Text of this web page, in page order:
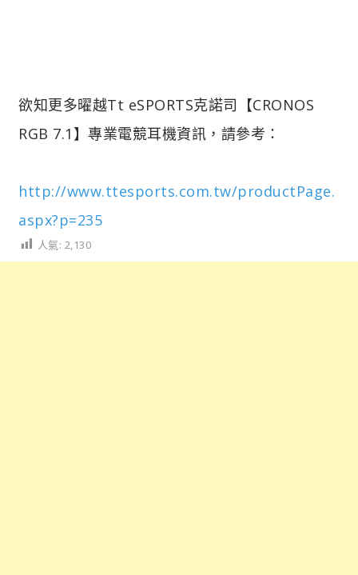
欲知更多曜越Tt eSPORTS克諾司【CRONOS
RGB 7.1】專業電競耳機資訊，請參考：
http://www.ttesports.com.tw/productPage.
aspx?p=235
人氣: 2,130